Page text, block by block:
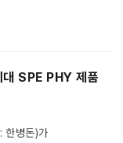
SPE PHY 제품
한병돈)가